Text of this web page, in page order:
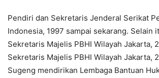
Pendiri dan Sekretaris Jenderal Serikat
Indonesia, 1997 sampai sekarang. Selain
Sekretaris Majelis PBHI Wilayah Jakarta,
Sekretaris Majelis PBHI Wilayah Jakarta,
Sugeng mendirikan Lembaga Bantuan